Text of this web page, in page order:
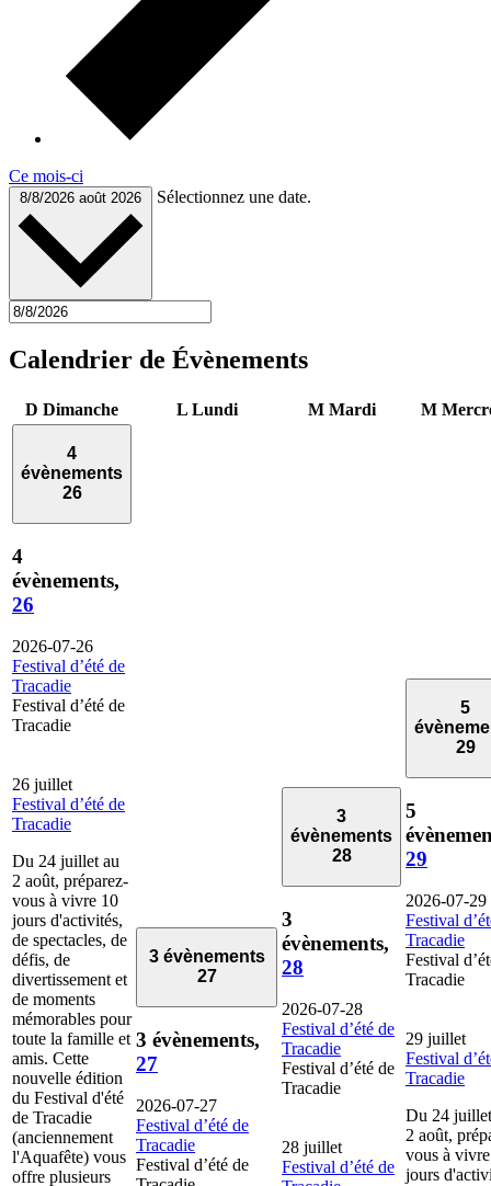
Ce mois-ci
8/8/2026 août 2026 Sélectionnez une date.
Calendrier de Évènements
D Dimanche L Lundi M Mardi M
4
évènements
26
4
évènements,
26
2026-07-26
Festival d’été de
Tracadie
Festival d’été de
Tracadie
26 juillet
Festival d’été de
Tracadie
Du 24 juillet au
2 août, préparez-
vous à vivre 10
jours d'activités,
de spectacles, de
défis, de
divertissement et
de moments
mémorables pour
toute la famille et
amis. Cette
nouvelle édition
du Festival d'été
de Tracadie
(anciennement
l'Aquafête) vous
offre plusieurs
3 évènements
27
3 évènements,
27
2026-07-27
Festival d’été de
Tracadie
Festival d’été de
3
évènements
28
3
évènements,
28
2026-07-28
Festival d’été de
Tracadie
Festival d’été de
Tracadie
28 juillet
Festival d’été de
5
29
5
29
2026-07-29
Festival
Tracadie
Festival
Tracadie
29 juillet
Festival
Tracadie
Du 24
2 août,
vous à
jours